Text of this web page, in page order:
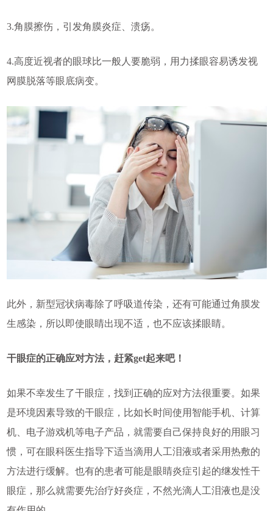
3.角膜擦伤，引发角膜炎症、溃疡。
4.高度近视者的眼球比一般人要脆弱，用力揉眼容易诱发视
网膜脱落等眼底病变。
此外，新型冠状病毒除了呼吸道传染，还有可能通过角膜发
生感染，所以即使眼睛出现不适，也不应该揉眼睛。
干眼症的正确应对方法，赶紧get起来吧！
如果不幸发生了干眼症，找到正确的应对方法很重要。如果
是环境因素导致的干眼症，比如长时间使用智能手机、计算
机、电子游戏机等电子产品，就需要自己保持良好的用眼习
惯，可在眼科医生指导下适当滴用人工泪液或者采用热敷的
方法进行缓解。也有的患者可能是眼睛炎症引起的继发性干
眼症，那么就需要先治疗好炎症，不然光滴人工泪液也是没